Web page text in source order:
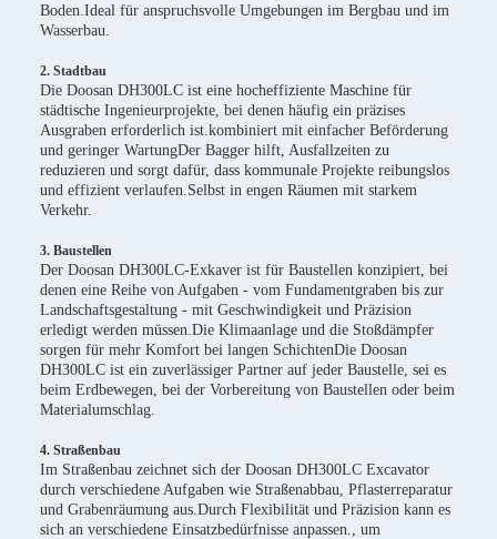
Boden.Ideal für anspruchsvolle Umgebungen im Bergbau und im
Wasserbau.
2. Stadtbau
Die Doosan DH300LC ist eine hocheffiziente Maschine für
städtische Ingenieurprojekte, bei denen häufig ein präzises
Ausgraben erforderlich ist.kombiniert mit einfacher Beförderung
und geringer WartungDer Bagger hilft, Ausfallzeiten zu
reduzieren und sorgt dafür, dass kommunale Projekte reibungslos
und effizient verlaufen.Selbst in engen Räumen mit starkem
Verkehr.
3. Baustellen
Der Doosan DH300LC-Exkaver ist für Baustellen konzipiert, bei
denen eine Reihe von Aufgaben - vom Fundamentgraben bis zur
Landschaftsgestaltung - mit Geschwindigkeit und Präzision
erledigt werden müssen.Die Klimaanlage und die Stoßdämpfer
sorgen für mehr Komfort bei langen SchichtenDie Doosan
DH300LC ist ein zuverlässiger Partner auf jeder Baustelle, sei es
beim Erdbewegen, bei der Vorbereitung von Baustellen oder beim
Materialumschlag.
4. Straßenbau
Im Straßenbau zeichnet sich der Doosan DH300LC Excavator
durch verschiedene Aufgaben wie Straßenabbau, Pflasterreparatur
und Grabenräumung aus.Durch Flexibilität und Präzision kann es
sich an verschiedene Einsatzbedürfnisse anpassen., um